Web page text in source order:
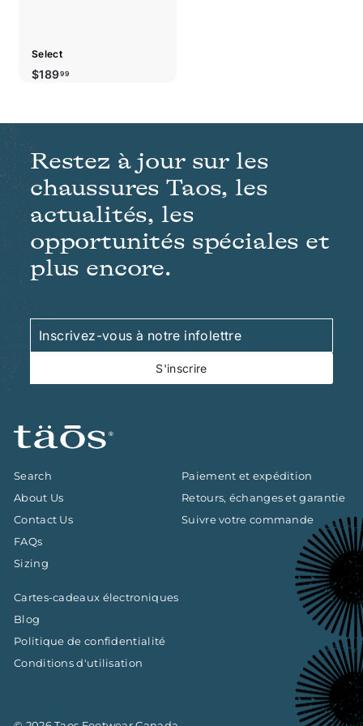
Select
$18999$189.99
Restez à jour sur les
chaussures Taos, les
actualités, les
opportunités spéciales et
plus encore.
Inscrivez-
vous
à
infolettre
S'inscrire
S'inscrire
Search
About Us
Contact Us
FAQs
Sizing
Paiement et expédition
Retours, échanges et garantie
Suivre votre commande
Cartes-cadeaux électroniques
Blog
Politique de confidentialité
Conditions d'utilisation